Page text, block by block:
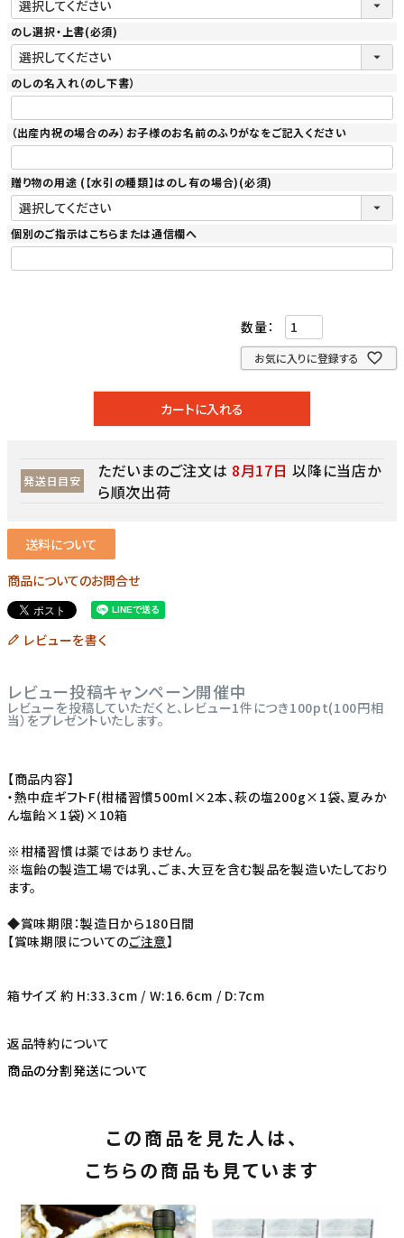
のし選択・上書(必須)
のしの名入れ（のし下書）
（出産内祝の場合のみ）お子様のお名前のふりがなをご記入ください
贈り物の用途 (【水引の種類】はのし有の場合)(必須)
個別のご指示はこちらまたは通信欄へ
お気に入りに登録する
カートに入れる
発送日目安 ただいまのご注文は 8月17日 以降に当店か
ら順次出荷
送料について
商品についてのお問合せ
レビューを書く
レビュー投稿キャンペーン開催中
レビューを投稿していただくと、レビュー1件につき100pt(100円相
当）をプレゼントいたします。
【商品内容】
・熱中症ギフトF(柑橘習慣500ml×2本、萩の塩200g×1袋、夏みか
ん塩飴×1袋)×10箱
※柑橘習慣は薬ではありません。
※塩飴の製造工場では乳、ごま、大豆を含む製品を製造いたしており
ます。
◆賞味期限：製造日から180日間
【賞味期限についてのご注意】
箱サイズ 約 H:33.3cm / W:16.6cm / D:7cm
返品特約について
商品の分割発送について
この商品を見た人は、
こちらの商品も見ています